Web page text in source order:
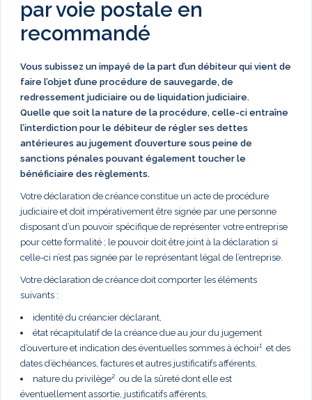
par voie postale en
recommandé
Vous subissez un impayé de la part d’un débiteur qui vient de
faire l’objet d’une procédure de sauvegarde, de
redressement judiciaire ou de liquidation judiciaire.
Quelle que soit la nature de la procédure, celle-ci entraîne
l’interdiction pour le débiteur de régler ses dettes
antérieures au jugement d’ouverture sous peine de
sanctions pénales pouvant également toucher le
bénéficiaire des règlements.
Votre déclaration de créance constitue un acte de procédure
judiciaire et doit impérativement être signée par une personne
disposant d’un pouvoir spécifique de représenter votre entreprise
pour cette formalité ; le pouvoir doit être joint à la déclaration si
celle-ci n’est pas signée par le représentant légal de l’entreprise.
Votre déclaration de créance doit comporter les éléments
suivants :
identité du créancier déclarant,
état récapitulatif de la créance due au jour du jugement
d’ouverture et indication des éventuelles sommes à échoir¹ et des
dates d’échéances, factures et autres justificatifs afférents,
nature du privilège² ou de la sûreté dont elle est
éventuellement assortie, justificatifs afférents,